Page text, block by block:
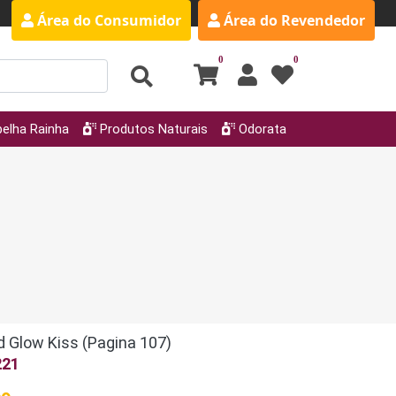
Área do Consumidor Área do Revendedor
0 0
Rainha Produtos Naturais Odorata
Glow Kiss (Pagina 107)